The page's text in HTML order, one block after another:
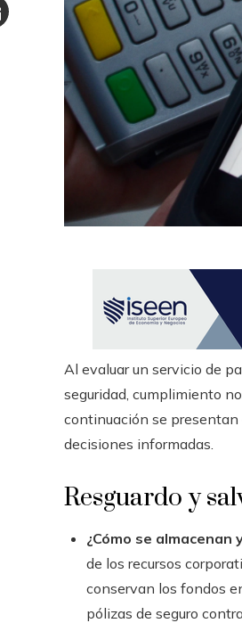
Al evaluar un servicio de
seguridad, cumplimiento
continuación se presentan
decisiones informadas.
Resguardo y
¿Cómo se
de los recursos
conservan los fondos
pólizas de seguro